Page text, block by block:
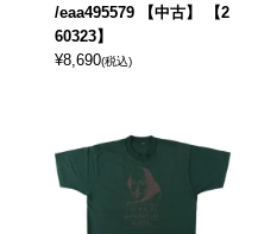
/eaa495579 【中古】 【2
60323】
¥8,690(税込)